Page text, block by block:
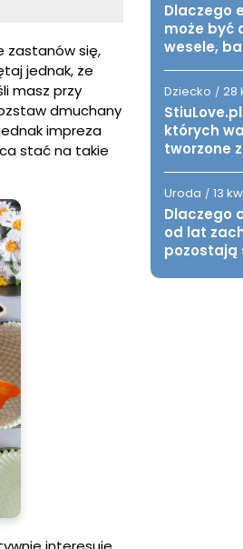
zastanów się,
jednak, że
masz przy
dmuchany
impreza
stać na takie
Dlaczego
może być
wesele,
Dziecko / 28
których
tworzone
Uroda / 13
Dlaczego
od lat
pozostają